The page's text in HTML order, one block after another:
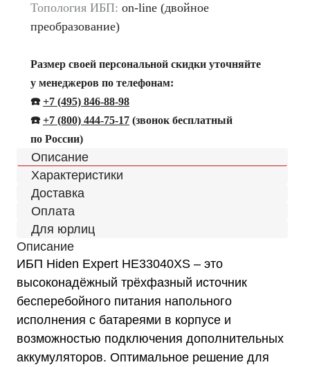
Топология ИБП: on-line (двойное
преобразование)
Размер своей персональной скидки уточняйте
у менеджеров по телефонам:
☎️ +7 (495) 846-88-98
☎️ +7 (800) 444-75-17 (звонок бесплатный
по России)
Описание
Характеристики
Доставка
Оплата
Для юрлиц
Описание
ИБП Hiden Expert HE33040XS – это
высоконадёжный трёхфазный источник
бесперебойного питания напольного
исполнения с батареями в корпусе и
возможностью подключения дополнительных
аккумуляторов. Оптимальное решение для